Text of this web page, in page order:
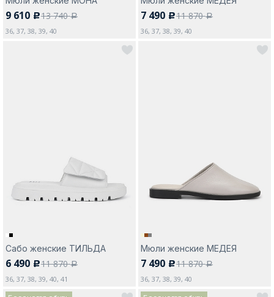
9 610 c13 740a
36, 37, 38, 39, 40
7 490 c11 870a
36, 37, 38, 39, 40
Сабо женские ТИЛЬДА
6 490 c11 870a
36, 37, 38, 39, 40, 41
Мюли женские МЕДЕЯ
7 490 c11 870a
36, 37, 38, 39, 40